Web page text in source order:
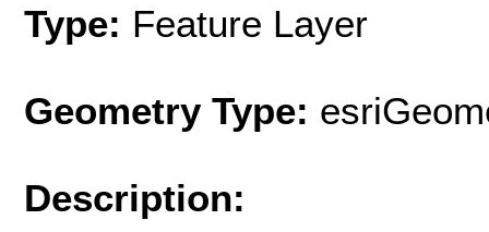
Type: Feature Layer
Geometry Type:
Description: